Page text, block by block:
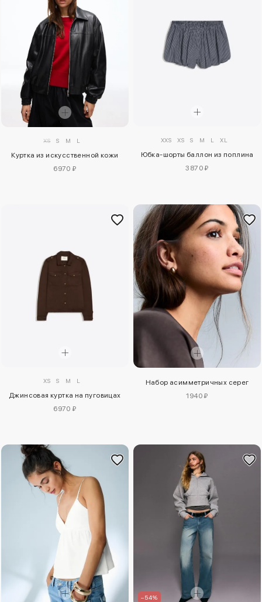
XS S M L
Куртка из искусственной кожи
6970 ₽
XXS XS S M L XL
Юбка-шорты баллон из поплина
3870 ₽
XS S M L
Джинсовая куртка на пуговицах
6970 ₽
Набор асимметричных серег
1940 ₽
–54%